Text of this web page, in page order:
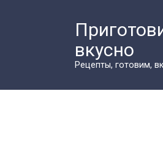
вкусно
Рецепты, готовим,